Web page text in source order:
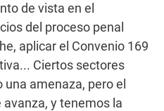
de vista en el
del proceso penal
aplicar el Convenio 169
Ciertos sectores
amenaza, pero el
y tenemos la